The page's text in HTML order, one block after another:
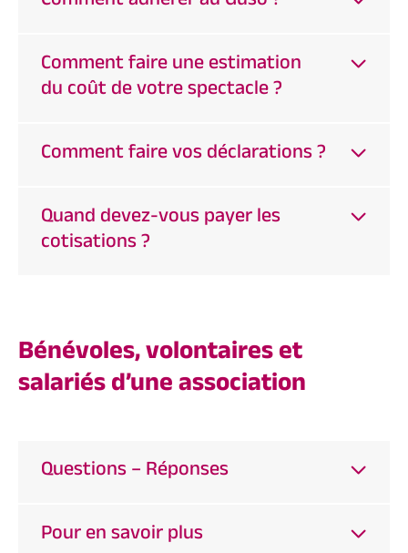
Comment faire une estimation
du coût de votre spectacle ?
Comment faire vos déclarations ?
Quand devez-vous payer les
cotisations ?
Bénévoles, volontaires et
salariés d’une association
Questions – Réponses
Pour en savoir plus